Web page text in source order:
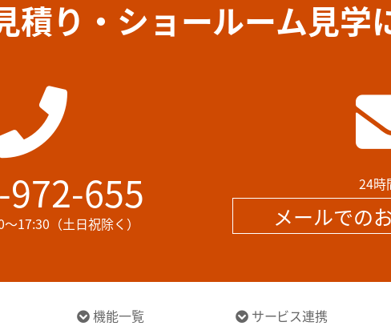
積り・ショールーム見学
655
17:30（土日祝除く）
24時
メールでの
機能一覧 サービス連携